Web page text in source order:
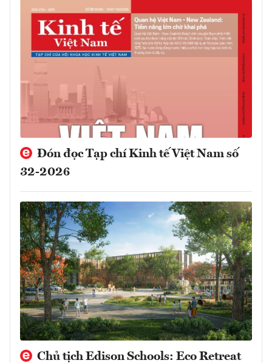
Đón đọc Tạp chí Kinh tế Việt Nam số
32-2026
Chủ tịch Edison Schools: Eco Retreat